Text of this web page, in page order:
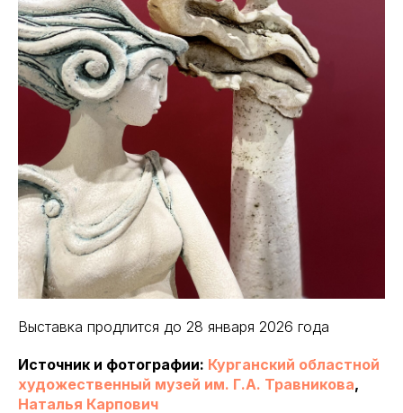
Выставка продлится до 28 января 2026 года
Источник и фотографии: Курганский областной
художественный музей им. Г.А. Травникова,
Наталья Карпович